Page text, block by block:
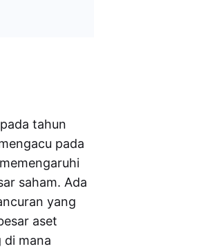
tahun
pada
saham. Ada
yang
aset
di mana